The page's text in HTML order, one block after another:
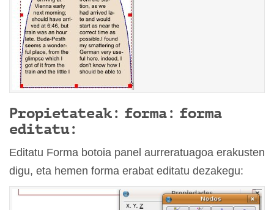
Propietateak: forma: forma
editatu:
Editatu Forma botoia panel aurreratuagoa erakusten
digu, eta hemen forma erabat editatu dezakegu: